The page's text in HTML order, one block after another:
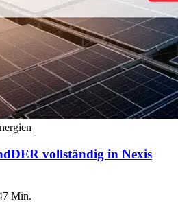
vollständig in Nexis
Min.